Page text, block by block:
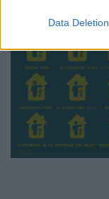
Data Deletion